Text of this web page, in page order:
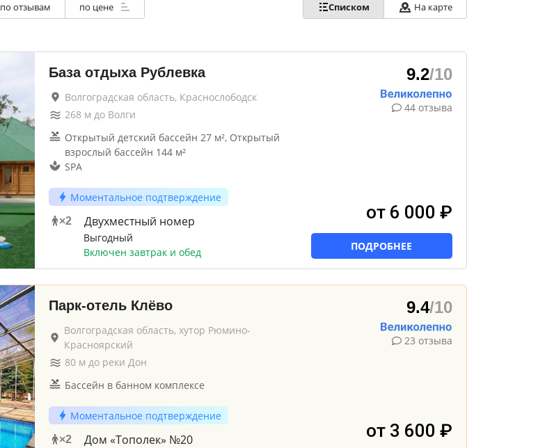
по отзывам по цене Списком На карте
База отдыха Рублевка
Волгоградская область, Краснослободск
268 м до Волги
Открытый детский бассейн 27 м², Открытый
взрослый бассейн 144 м²
SPA
Моментальное подтверждение
×2 Двухместный номер
Выгодный
Включен завтрак и обед
9.2/10
44 отзыва
от 6 000 ₽
ПОДРОБНЕЕ
Парк-отель Клёво
Волгоградская область, хутор Рюмино-
Красноярский
80м до реки Дон
Бассейн в банном комплексе
Моментальное подтверждение
×2 Дом «Тополек» №20
9.4/10
23 отзыва
от 3 600 ₽